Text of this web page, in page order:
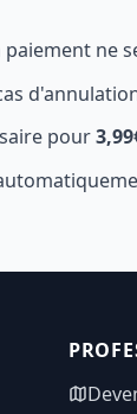
paiement ne
pour